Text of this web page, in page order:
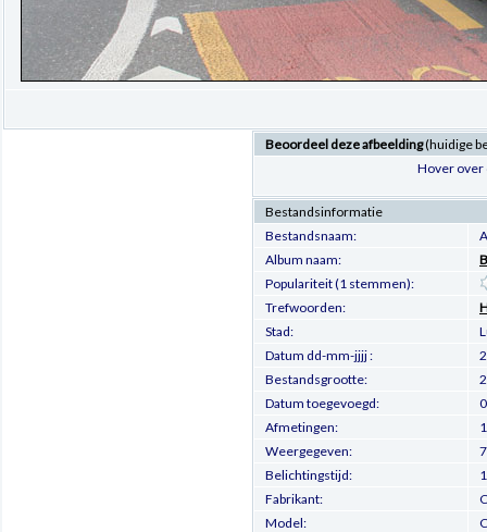
Beoordeel deze afbeelding(huidige
Hover over
Bestandsinformatie
Bestandsnaam:
Album naam:
Populariteit (1 stemmen):
Trefwoorden:
Stad:
Datum dd-mm-jjjj :
Bestandsgrootte:
Datum toegevoegd:
Afmetingen:
Weergegeven:
Belichtingstijd:
Fabrikant:
Model: